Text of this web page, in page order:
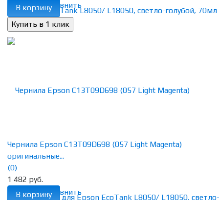
избранное сравнить
В корзину
избранное сравнить
Чернила Epson C13T09D698 (057 Light Magenta)
оригинальные...
(0)
1 482 руб.
В корзину